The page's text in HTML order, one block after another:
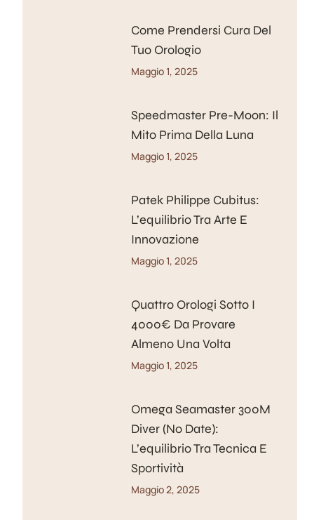
Come Prendersi Cura Del
Tuo Orologio
Maggio 1, 2025
Speedmaster Pre-Moon: Il
Mito Prima Della Luna
Maggio 1, 2025
Patek Philippe Cubitus:
L’equilibrio Tra Arte E
Innovazione
Maggio 1, 2025
Quattro Orologi Sotto I
4000€ Da Provare
Almeno Una Volta
Maggio 1, 2025
Omega Seamaster 300M
Diver (No Date):
L’equilibrio Tra Tecnica E
Sportività
Maggio 2, 2025